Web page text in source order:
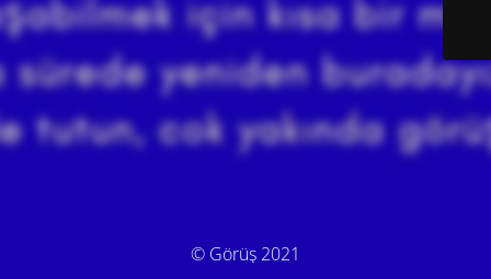
© Görüş 2021